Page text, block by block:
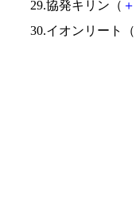
29.協発キリン（ ＋
30.イオンリート（